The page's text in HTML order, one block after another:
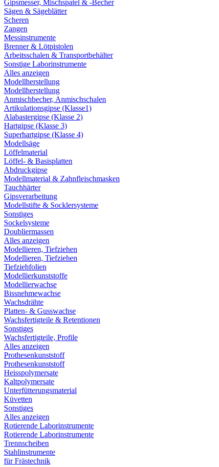
Gipsmesser, Mischspatel & -Becher
Sägen & Sägeblätter
Scheren
Zangen
Messinstrumente
Brenner & Lötpistolen
Arbeitsschalen & Transportbehälter
Sonstige Laborinstrumente
Alles anzeigen
Modellherstellung
Modellherstellung
Anmischbecher, Anmischschalen
Artikulationsgipse (Klasse1)
Alabastergipse (Klasse 2)
Hartgipse (Klasse 3)
Superhartgipse (Klasse 4)
Modellsäge
Löffelmaterial
Löffel- & Basisplatten
Abdruckgipse
Modellmaterial & Zahnfleischmasken
Tauchhärter
Gipsverarbeitung
Modellstifte & Socklersysteme
Sonstiges
Sockelsysteme
Doubliermassen
Alles anzeigen
Modellieren, Tiefziehen
Modellieren, Tiefziehen
Tiefziehfolien
Modellierkunststoffe
Modellierwachse
Bissnehmewachse
Wachsdrähte
Platten- & Gusswachse
Wachsfertigteile & Retentionen
Sonstiges
Wachsfertigteile, Profile
Alles anzeigen
Prothesenkunststoff
Prothesenkunststoff
Heisspolymersate
Kaltpolymersate
Unterfütterungsmaterial
Küvetten
Sonstiges
Alles anzeigen
Rotierende Laborinstrumente
Rotierende Laborinstrumente
Trennscheiben
Stahlinstrumente
für Frästechnik